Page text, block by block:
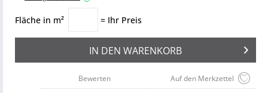
Fläche in m² = Ihr Preis
IN DEN WARENKORB
Auf den Merkzettel
Bewerten